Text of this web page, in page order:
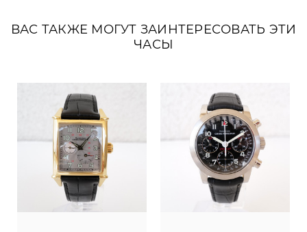
ВАС ТАКЖЕ МОГУТ ЗАИНТЕРЕСОВАТЬ ЭТИ
ЧАСЫ